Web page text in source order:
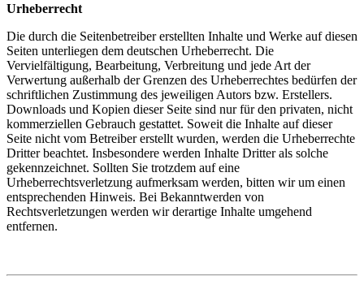
Urheberrecht
Die durch die Seitenbetreiber erstellten Inhalte und Werke auf diesen
Seiten unterliegen dem deutschen Urheberrecht. Die
Vervielfältigung, Bearbeitung, Verbreitung und jede Art der
Verwertung außerhalb der Grenzen des Urheberrechtes bedürfen der
schriftlichen Zustimmung des jeweiligen Autors bzw. Erstellers.
Downloads und Kopien dieser Seite sind nur für den privaten, nicht
kommerziellen Gebrauch gestattet. Soweit die Inhalte auf dieser
Seite nicht vom Betreiber erstellt wurden, werden die Urheberrechte
Dritter beachtet. Insbesondere werden Inhalte Dritter als solche
gekennzeichnet. Sollten Sie trotzdem auf eine
Urheberrechtsverletzung aufmerksam werden, bitten wir um einen
entsprechenden Hinweis. Bei Bekanntwerden von
Rechtsverletzungen werden wir derartige Inhalte umgehend
entfernen.